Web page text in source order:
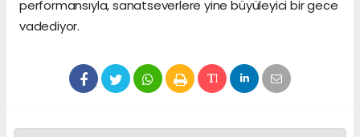
performansıyla, sanatseverlere yine büyüleyici bir gece
vadediyor.